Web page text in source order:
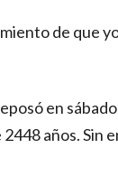
de que
en
años. Sin